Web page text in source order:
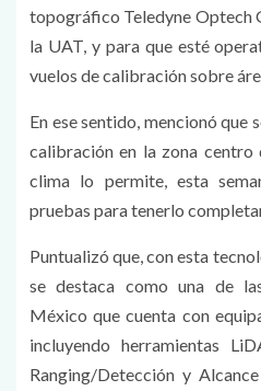
topográfico Teledyne Optech
la UAT, y para que esté
vuelos de calibración sobre
En ese sentido, mencionó que
calibración en la zona centro
clima lo permite, esta
pruebas para tenerlo
Puntualizó que, con esta
se destaca como una de
México que cuenta con
incluyendo herramientas
Ranging/Detección y